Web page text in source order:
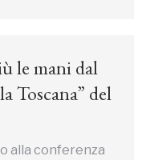
le mani dal
Toscana” del
alla conferenza